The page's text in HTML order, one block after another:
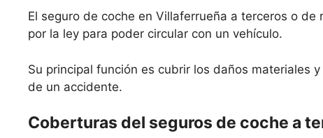
El seguro de coche en Villaferrueña a terceros o
por la ley para poder circular con un vehículo.
Su principal función es cubrir los daños materiales
de un accidente.
Coberturas del seguros de coche a